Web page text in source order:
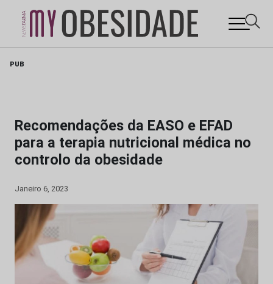
PUB
Recomendações da EASO e EFAD
para a terapia nutricional médica no
controlo da obesidade
Janeiro 6, 2023